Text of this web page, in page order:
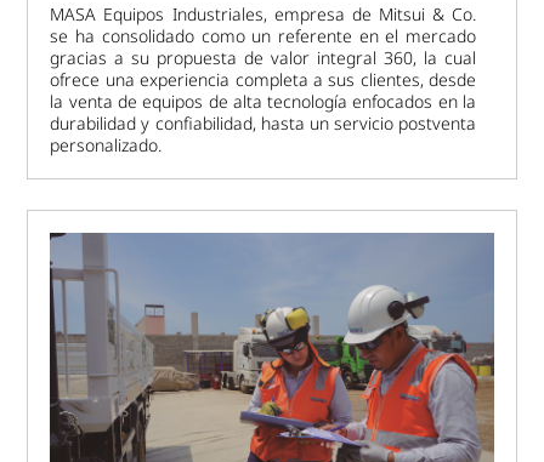
MASA Equipos Industriales, empresa de Mitsui & Co.
se ha consolidado como un referente en el mercado
gracias a su propuesta de valor integral 360, la cual
ofrece una experiencia completa a sus clientes, desde
la venta de equipos de alta tecnología enfocados en la
durabilidad y confiabilidad, hasta un servicio postventa
personalizado.